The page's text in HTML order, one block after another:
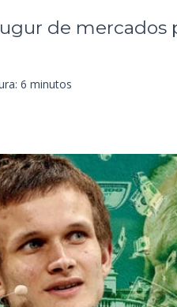
de mercados
6 minutos